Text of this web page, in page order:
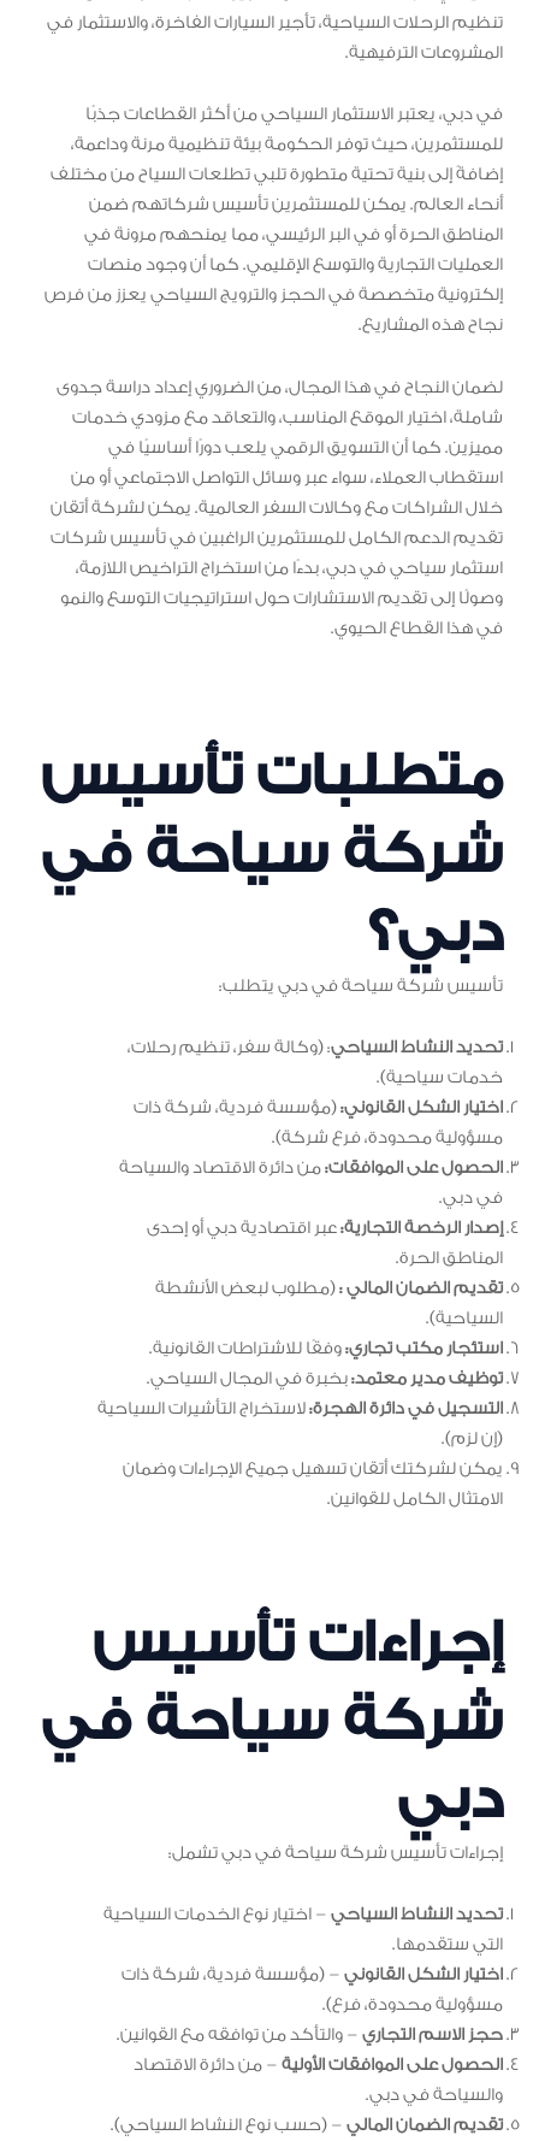
تنظيم الرحلات السياحية، تأجير السيارات الفاخرة، والاستثمار في
المشروعات الترفيهية.
في دبي، يعتبر الاستثمار السياحي من أكثر القطاعات جذبًا
للمستثمرين، حيث توفر الحكومة بيئة تنظيمية مرنة وداعمة،
إضافةً إلى بنية تحتية متطورة تلبي تطلعات السياح من مختلف
أنحاء العالم. يمكن للمستثمرين تأسيس شركاتهم ضمن
المناطق الحرة أو في البر الرئيسي، مما يمنحهم مرونة في
العمليات التجارية والتوسع الإقليمي. كما أن وجود منصات
إلكترونية متخصصة في الحجز والترويج السياحي يعزز من فرص
نجاح هذه المشاريع.
لضمان النجاح في هذا المجال، من الضروري إعداد دراسة جدوى
شاملة، اختيار الموقع المناسب، والتعاقد مع مزودي خدمات
مميزين. كما أن التسويق الرقمي يلعب دورًا أساسيًا في
استقطاب العملاء، سواء عبر وسائل التواصل الاجتماعي أو من
خلال الشراكات مع وكالات السفر العالمية. يمكن لشركة أتقان
تقديم الدعم الكامل للمستثمرين الراغبين في تأسيس شركات
استثمار سياحي في دبي، بدءًا من استخراج التراخيص اللازمة،
وصولًا إلى تقديم الاستشارات حول استراتيجيات التوسع والنمو
في هذا القطاع الحيوي.
متطلبات تأسيس
شركة سياحة في
دبي؟
تأسيس شركة سياحة في دبي يتطلب:
تحديد النشاط السياحي: (وكالة سفر، تنظيم رحلات،
خدمات سياحية).
اختيار الشكل القانوني:(مؤسسة فردية، شركة ذات
مسؤولية محدودة، فرع شركة).
الحصول على الموافقات:من دائرة الاقتصاد والسياحة
في دبي.
إصدار الرخصة التجارية:عبر اقتصادية دبي أو إحدى
المناطق الحرة.
تقديم الضمان المالي :(مطلوب لبعض الأنشطة
السياحية).
استئجار مكتب تجاري:وفقًا للاشتراطات القانونية.
توظيف مدير معتمد:بخبرة في المجال السياحي.
التسجيل في دائرة الهجرة:لاستخراج التأشيرات السياحية
(إن لزم).
يمكن لشركتك أتقان تسهيل جميع الإجراءات وضمان
الامتثال الكامل للقوانين.
إجراءات تأسيس
شركة سياحة في
دبي
إجراءات تأسيس شركة سياحة في دبي تشمل:
تحديد النشاط السياحي – اختيار نوع الخدمات السياحية
التي ستقدمها.
اختيار الشكل القانوني – (مؤسسة فردية، شركة ذات
مسؤولية محدودة، فرع).
حجز الاسم التجاري – والتأكد من توافقه مع القوانين.
الحصول على الموافقات الأولية – من دائرة الاقتصاد
والسياحة في دبي.
تقديم الضمان المالي – (حسب نوع النشاط السياحي).